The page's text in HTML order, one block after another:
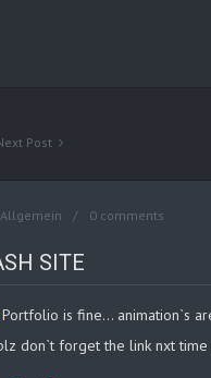
Post
0 comments
SITE
Portfolio is fine… animation`s
don`t forget the link nxt time